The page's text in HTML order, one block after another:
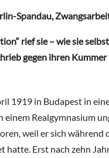
Spandau,
rief sie – wie sie
gegen ihren
1919 in Budapest in
Realgymnasium
weil er sich
hatte. Erst nach zehn